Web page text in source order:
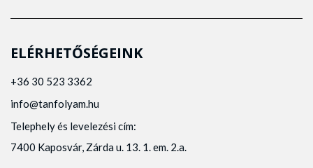
ELÉRHETŐSÉGEINK
+36 30 523 3362
info@tanfolyam.hu
Telephely és levelezési cím:
7400 Kaposvár, Zárda u. 13. 1. em. 2.a.